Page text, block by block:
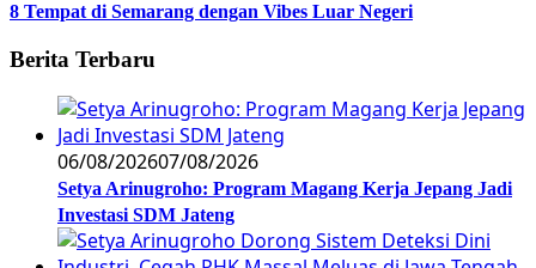
8 Tempat di Semarang dengan Vibes Luar Negeri
Berita Terbaru
06/08/202607/08/2026
Setya Arinugroho: Program Magang Kerja Jepang Jadi
Investasi SDM Jateng